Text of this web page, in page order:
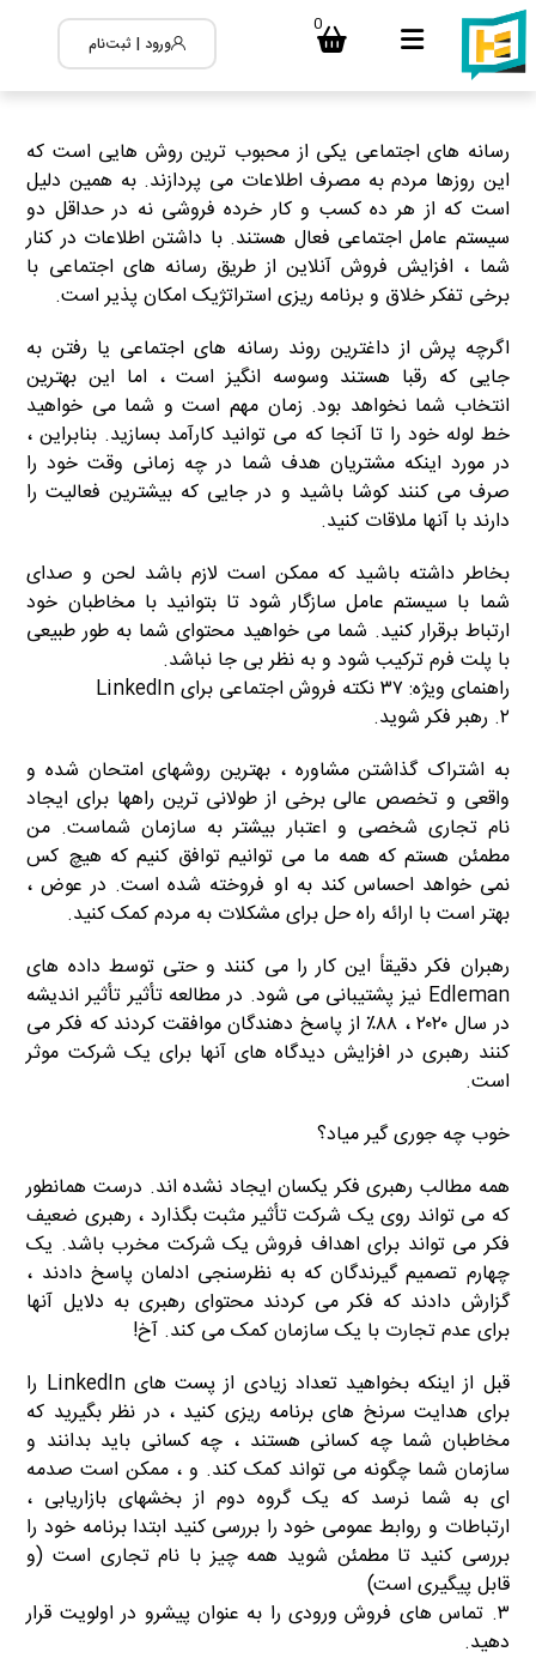
0
ورود | ثبت‌نام
رسانه های اجتماعی یکی از محبوب ترین روش هایی است که
این روزها مردم به مصرف اطلاعات می پردازند. به همین دلیل
است که از هر ده کسب و کار خرده فروشی نه در حداقل دو
سیستم عامل اجتماعی فعال هستند. با داشتن اطلاعات در کنار
شما ، افزایش فروش آنلاین از طریق رسانه های اجتماعی با
برخی تفکر خلاق و برنامه ریزی استراتژیک امکان پذیر است.
اگرچه پرش از داغترین روند رسانه های اجتماعی یا رفتن به
جایی که رقبا هستند وسوسه انگیز است ، اما این بهترین
انتخاب شما نخواهد بود. زمان مهم است و شما می خواهید
خط لوله خود را تا آنجا که می توانید کارآمد بسازید. بنابراین ،
در مورد اینکه مشتریان هدف شما در چه زمانی وقت خود را
صرف می کنند کوشا باشید و در جایی که بیشترین فعالیت را
دارند با آنها ملاقات کنید.
بخاطر داشته باشید که ممکن است لازم باشد لحن و صدای
شما با سیستم عامل سازگار شود تا بتوانید با مخاطبان خود
ارتباط برقرار کنید. شما می خواهید محتوای شما به طور طبیعی
با پلت فرم ترکیب شود و به نظر بی جا نباشد.
راهنمای ویژه: ۳۷ نکته فروش اجتماعی برای LinkedIn
۲. رهبر فکر شوید.
به اشتراک گذاشتن مشاوره ، بهترین روشهای امتحان شده و
واقعی و تخصص عالی برخی از طولانی ترین راهها برای ایجاد
نام تجاری شخصی و اعتبار بیشتر به سازمان شماست. من
مطمئن هستم که همه ما می توانیم توافق کنیم که هیچ کس
نمی خواهد احساس کند به او فروخته شده است. در عوض ،
بهتر است با ارائه راه حل برای مشکلات به مردم کمک کنید.
رهبران فکر دقیقاً این کار را می کنند و حتی توسط داده های
Edleman نیز پشتیبانی می شود. در مطالعه تأثیر تأثیر اندیشه
در سال ۲۰۲۰ ، ۸۸٪ از پاسخ دهندگان موافقت کردند که فکر می
کنند رهبری در افزایش دیدگاه های آنها برای یک شرکت موثر
است.
خوب چه جوری گیر میاد؟
همه مطالب رهبری فکر یکسان ایجاد نشده اند. درست همانطور
که می تواند روی یک شرکت تأثیر مثبت بگذارد ، رهبری ضعیف
فکر می تواند برای اهداف فروش یک شرکت مخرب باشد. یک
چهارم تصمیم گیرندگان که به نظرسنجی ادلمان پاسخ دادند ،
گزارش دادند که فکر می کردند محتوای رهبری به دلایل آنها
برای عدم تجارت با یک سازمان کمک می کند. آخ!
قبل از اینکه بخواهید تعداد زیادی از پست های LinkedIn را
برای هدایت سرنخ های برنامه ریزی کنید ، در نظر بگیرید که
مخاطبان شما چه کسانی هستند ، چه کسانی باید بدانند و
سازمان شما چگونه می تواند کمک کند. و ، ممکن است صدمه
ای به شما نرسد که یک گروه دوم از بخشهای بازاریابی ،
ارتباطات و روابط عمومی خود را بررسی کنید ابتدا برنامه خود را
بررسی کنید تا مطمئن شوید همه چیز با نام تجاری است (و
قابل پیگیری است)
۳. تماس های فروش ورودی را به عنوان پیشرو در اولویت قرار
دهید.